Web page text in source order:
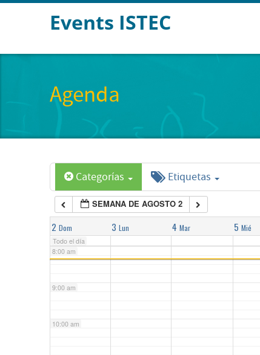
Events ISTEC
Agenda
Categorías Etiquetas
SEMANA DE AGOSTO 2
2 Dom 3 Lun 4 Mar 5 Mié
Todo el día
4:00 am
6:00 am
7:00 am
8:00 am
9:00 am
10:00 am